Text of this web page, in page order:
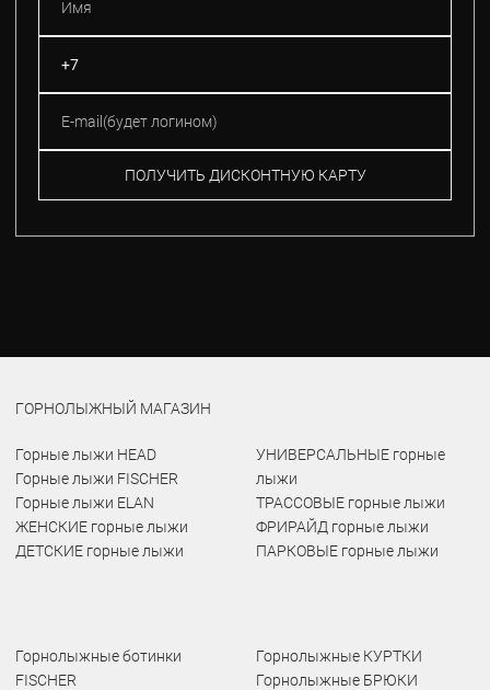
ПОЛУЧИТЬ ДИСКОНТНУЮ КАРТУ
ГОРНОЛЫЖНЫЙ МАГАЗИН
Горные лыжи HEAD
Горные лыжи FISCHER
Горные лыжи ELAN
ЖЕНСКИЕ горные лыжи
ДЕТСКИЕ горные лыжи
УНИВЕРСАЛЬНЫЕ горные
лыжи
ТРАССОВЫЕ горные лыжи
ФРИРАЙД горные лыжи
ПАРКОВЫЕ горные лыжи
Горнолыжные ботинки
FISCHER
Горнолыжные КУРТКИ
Горнолыжные БРЮКИ